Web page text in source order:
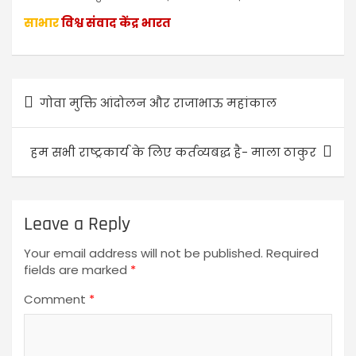
साभारविश्व संवाद केंद्र भारत
गोवा मुक्ति आंदोलन और राजाभाऊ महांकाल
हम सभी राष्ट्रकार्य के लिए कर्तव्यबद्ध है- माला ठाकुर
Leave a Reply
Your email address will not be published. Required
fields are marked *
Comment *